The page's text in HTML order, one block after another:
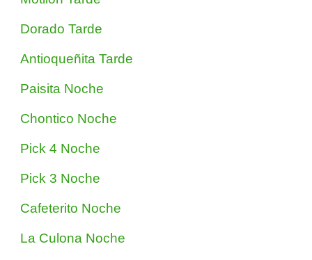
Dorado Tarde
Antioqueñita Tarde
Paisita Noche
Chontico Noche
Pick 4 Noche
Pick 3 Noche
Cafeterito Noche
La Culona Noche